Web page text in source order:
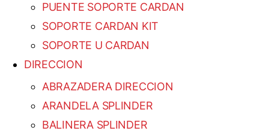
PUENTE SOPORTE CARDAN
SOPORTE CARDAN KIT
SOPORTE U CARDAN
DIRECCION
ABRAZADERA DIRECCION
ARANDELA SPLINDER
BALINERA SPLINDER